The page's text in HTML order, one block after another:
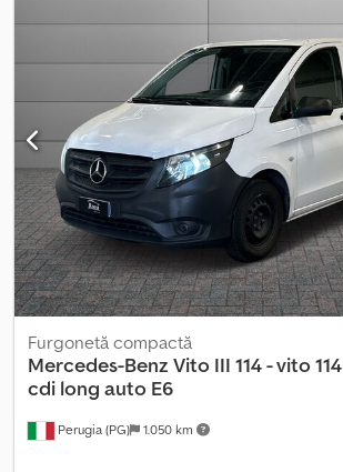
Perugia (PG) 1.050 km
Furgonetă compactă
Mercedes-Benz Vito III 114 - vito 114
cdi long auto E6